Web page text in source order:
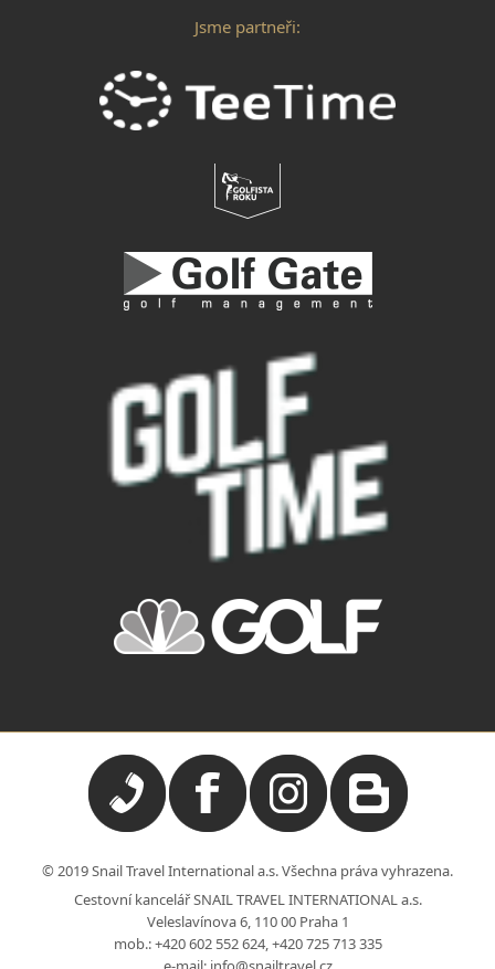
Jsme partneři:
© 2019 Snail Travel International a.s. Všechna práva vyhrazena.
Cestovní kancelář SNAIL TRAVEL INTERNATIONAL a.s.
Veleslavínova 6, 110 00 Praha 1
mob.:+420 602 552 624,+420 725 713 335